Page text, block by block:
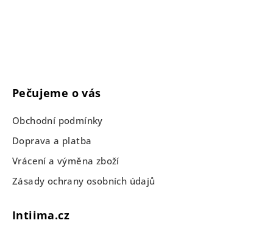
Pečujeme o vás
Obchodní podmínky
Doprava a platba
Vrácení a výměna zboží
Zásady ochrany osobních údajů
Intiima.cz